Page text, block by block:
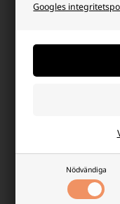
Googles
Nödvändiga
Skydd av
I en värld full av
arvegods eller viktiga
nyckeln till sinnesfrid
Välj den optimala
Att välja rätt
budget och arten av dina
: Den